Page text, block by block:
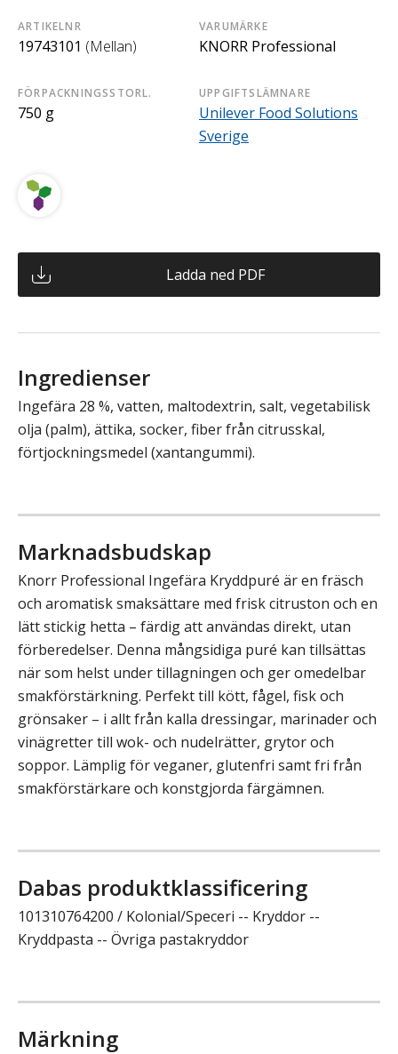
ARTIKELNR
19743101 (Mellan)
VARUMÄRKE
KNORR Professional
FÖRPACKNINGSSTORL.
750 g
UPPGIFTSLÄMNARE
Unilever Food Solutions
Sverige
Ladda ned PDF
Ingredienser
Ingefära 28 %, vatten, maltodextrin, salt, vegetabilisk
olja (palm), ättika, socker, fiber från citrusskal,
förtjockningsmedel (xantangummi).
Marknadsbudskap
Knorr Professional Ingefära Kryddpuré är en fräsch
och aromatisk smaksättare med frisk citruston och en
lätt stickig hetta – färdig att användas direkt, utan
förberedelser. Denna mångsidiga puré kan tillsättas
när som helst under tillagningen och ger omedelbar
smakförstärkning. Perfekt till kött, fågel, fisk och
grönsaker – i allt från kalla dressingar, marinader och
vinägretter till wok- och nudelrätter, grytor och
soppor. Lämplig för veganer, glutenfri samt fri från
smakförstärkare och konstgjorda färgämnen.
Dabas produktklassificering
101310764200 / Kolonial/Speceri -- Kryddor --
Kryddpasta -- Övriga pastakryddor
Märkning